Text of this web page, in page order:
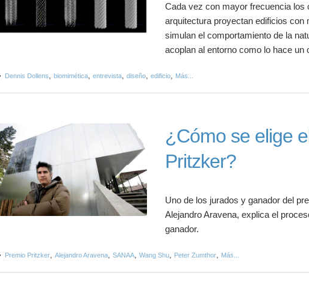
Cada vez con mayor frecuencia los
arquitectura proyectan edificios con
simulan el comportamiento de la
acoplan al entorno como lo hace un
Dennis Dollens, biomimética, entrevista, diseño, edificio, Más...
¿Cómo se elige
Pritzker?
Uno de los jurados y ganador del
Alejandro Aravena, explica el
ganador.
Premio Pritzker, Alejandro Aravena, SANAA, Wang Shu, Peter Zumthor, Más...